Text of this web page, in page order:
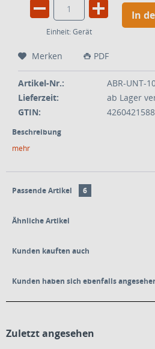
Einheit: Gerät
In
Merken PDF
Artikel-Nr.:
ABR-UNT-
Lieferzeit:
ab Lager
GTIN:
Beschreibung
mehr
Passende Artikel 6
Ähnliche Artikel
Kunden kauften auch
Kunden haben sich ebenfalls
Zuletzt angesehen